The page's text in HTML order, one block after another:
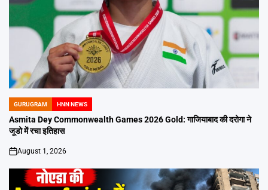
POSTED
IN
GURUGRAM HNN NEWS
Asmita Dey Commonwealth Games 2026 Gold: गाजियाबाद की दरोगा ने
जूडो में रचा इतिहास
on
August 1, 2026